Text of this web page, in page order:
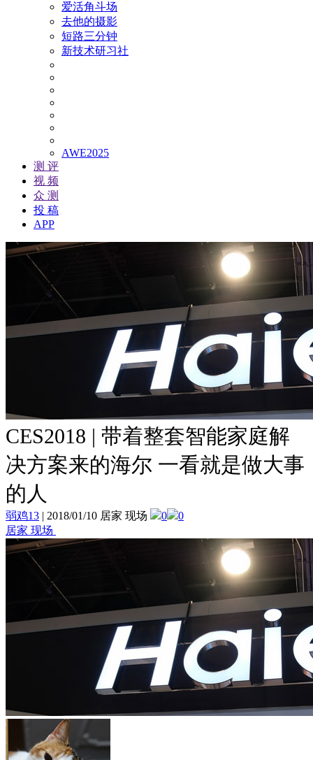
爱活角斗场
去他的摄影
短路三分钟
新技术研习社
AWE2025
测 评
视 频
众 测
投 稿
APP
CES2018 | 带着整套智能家庭解
决方案来的海尔 一看就是做大事
的人
弱鸡13 | 2018/01/10 居家 现场 0
0
居家 现场